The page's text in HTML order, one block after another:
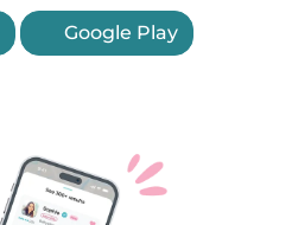
Google Play